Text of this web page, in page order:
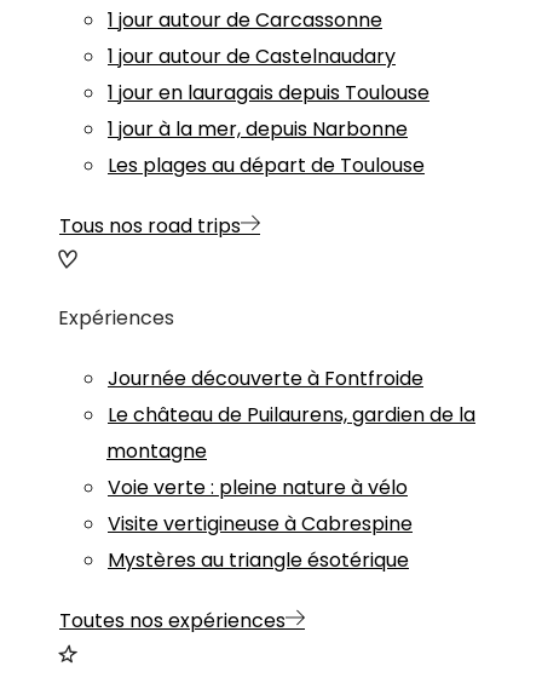
1 jour autour de Carcassonne
1 jour autour de Castelnaudary
1 jour en lauragais depuis Toulouse
1 jour à la mer, depuis Narbonne
Les plages au départ de Toulouse
Tous nos road trips
Expériences
Journée découverte à Fontfroide
Le château de Puilaurens, gardien de la
montagne
Voie verte : pleine nature à vélo
Visite vertigineuse à Cabrespine
Mystères au triangle ésotérique
Toutes nos expériences